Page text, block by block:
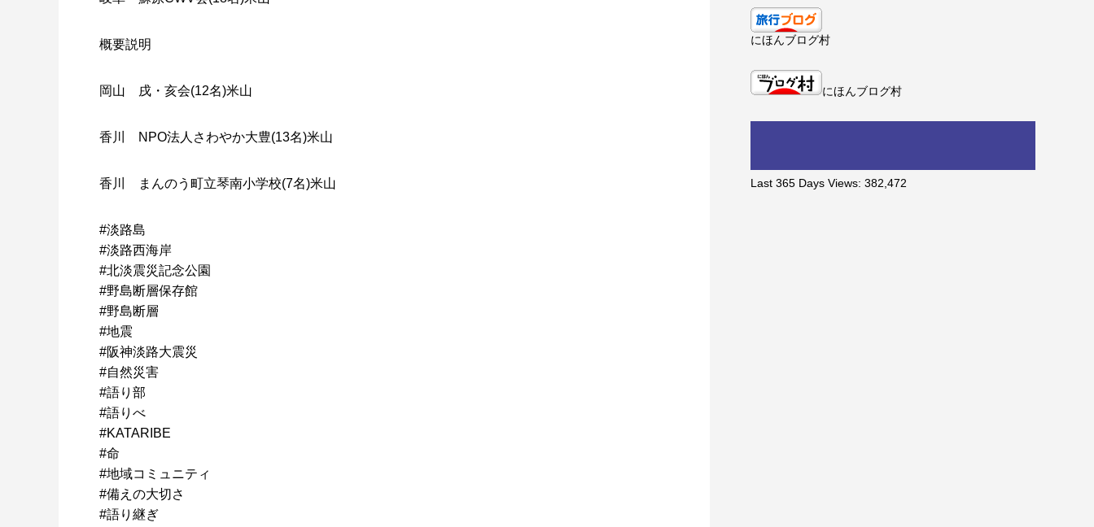
概要説明
岡山 戌・亥会(12名)米山
香川 NPO法人さわやか大豊(13名)米山
香川 まんのう町立琴南小学校(7名)米山
#淡路島
#淡路西海岸
#北淡震災記念公園
#野島断層保存館
#野島断層
#地震
#阪神淡路大震災
#自然災害
#語り部
#語りべ
#KATARIBE
#命
#地域コミュニティ
#備えの大切さ
#語り継ぎ
にほんブログ村
にほんブログ村
Last 365 Days Views: 382,472